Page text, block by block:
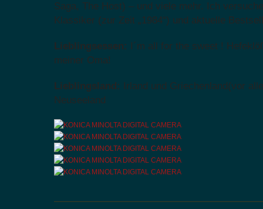
Saga, The Host) – und viele mehr. Ich
Klassiker (zur Zeit „1984“) und aktuelle
Lieblingsessen: I´m all for the sweet !
meiner Oma!
Lieblingsland: Irland und Griechenland(vor
Neuseeland